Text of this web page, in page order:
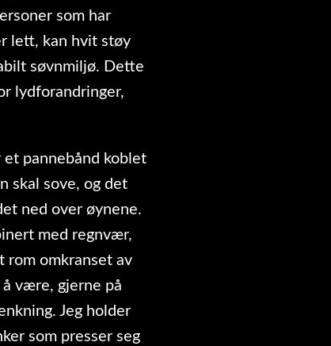
som har
lett, kan hvit støy
søvnmiljø. Dette
lydforandringer,
et pannebånd koblet
skal sove, og det
ned over øynene.
med regnvær,
rom omkranset av
være, gjerne på
Jeg holder
som presser seg